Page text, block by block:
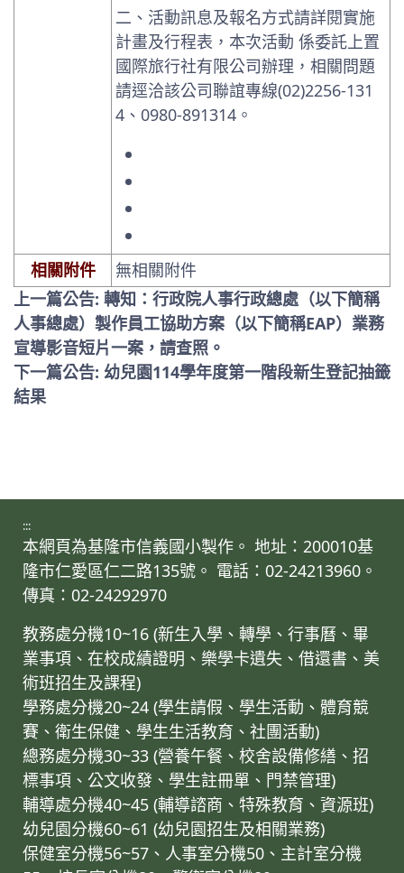
二、活動訊息及報名方式請詳閱實施
計畫及行程表，本次活動 係委託上置
國際旅行社有限公司辦理，相關問題
請逕洽該公司聯誼專線(02)2256-131
4、0980-891314。
相關附件
無相關附件
上一篇公告: 轉知：行政院人事行政總處（以下簡稱
人事總處）製作員工協助方案（以下簡稱EAP）業務
宣導影音短片一案，請查照。
下一篇公告: 幼兒園114學年度第一階段新生登記抽籤
結果
:::
本網頁為基隆市信義國小製作。 地址：200010基
隆市仁愛區仁二路135號。 電話：02-24213960。
傳真：02-24292970
教務處分機10~16 (新生入學、轉學、行事曆、畢
業事項、在校成績證明、樂學卡遺失、借還書、美
術班招生及課程)
學務處分機20~24 (學生請假、學生活動、體育競
賽、衛生保健、學生生活教育、社團活動)
總務處分機30~33 (營養午餐、校舍設備修繕、招
標事項、公文收發、學生註冊單、門禁管理)
輔導處分機40~45 (輔導諮商、特殊教育、資源班)
幼兒園分機60~61 (幼兒園招生及相關業務)
保健室分機56~57、人事室分機50、主計室分機